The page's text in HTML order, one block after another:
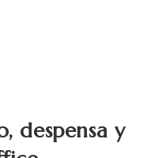
despensa y